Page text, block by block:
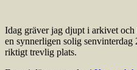
Idag gräver jag djupt i arkivet
en synnerligen solig
riktigt trevlig plats.